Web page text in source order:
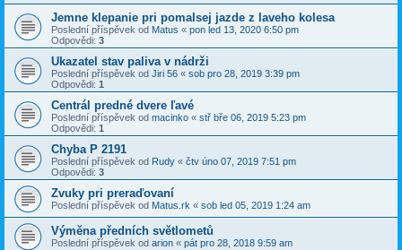
Jemne klepanie pri pomalsej jazde z laveho kolesa
Poslední příspěvek od Matus « pon led 13, 2020 6:50 pm
Odpovědi: 3
Ukazatel stav paliva v nádrži
Poslední příspěvek od Jiri 56 « sob pro 28, 2019 3:39 pm
Odpovědi: 1
Centrál predné dvere ľavé
Poslední příspěvek od macinko « stř bře 06, 2019 5:23 pm
Odpovědi: 1
Chyba P 2191
Poslední příspěvek od Rudy « čtv úno 07, 2019 7:51 pm
Odpovědi: 3
Zvuky pri preraďovaní
Poslední příspěvek od Matus.rk « sob led 05, 2019 1:24 am
Výměna předních světlometů
Poslední příspěvek od arion « pát pro 28, 2018 9:59 am